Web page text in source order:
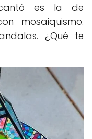
es la de
mosaiquismo.
¿Qué te